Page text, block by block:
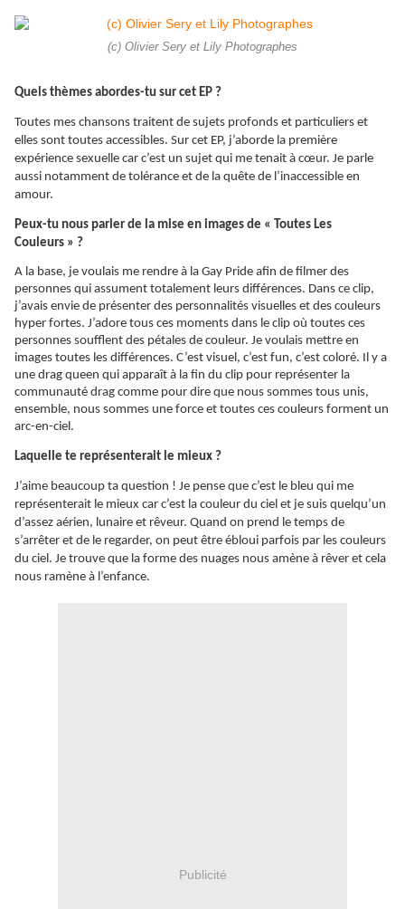
(c) Olivier Sery et Lily Photographes
Quels thèmes abordes-tu sur cet EP ?
Toutes mes chansons traitent de sujets profonds et particuliers et
elles sont toutes accessibles. Sur cet EP, j’aborde la première
expérience sexuelle car c’est un sujet qui me tenait à cœur. Je parle
aussi notamment de tolérance et de la quête de l’inaccessible en
amour.
Peux-tu nous parler de la mise en images de « Toutes Les
Couleurs » ?
A la base, je voulais me rendre à la Gay Pride afin de filmer des
personnes qui assument totalement leurs différences. Dans ce clip,
j’avais envie de présenter des personnalités visuelles et des couleurs
hyper fortes. J’adore tous ces moments dans le clip où toutes ces
personnes soufflent des pétales de couleur. Je voulais mettre en
images toutes les différences. C’est visuel, c’est fun, c’est coloré. Il y a
une drag queen qui apparaît à la fin du clip pour représenter la
communauté drag comme pour dire que nous sommes tous unis,
ensemble, nous sommes une force et toutes ces couleurs forment un
arc-en-ciel.
Laquelle te représenterait le mieux ?
J’aime beaucoup ta question ! Je pense que c’est le bleu qui me
représenterait le mieux car c’est la couleur du ciel et je suis quelqu’un
d’assez aérien, lunaire et rêveur. Quand on prend le temps de
s’arrêter et de le regarder, on peut être ébloui parfois par les couleurs
du ciel. Je trouve que la forme des nuages nous amène à rêver et cela
nous ramène à l’enfance.
Publicité